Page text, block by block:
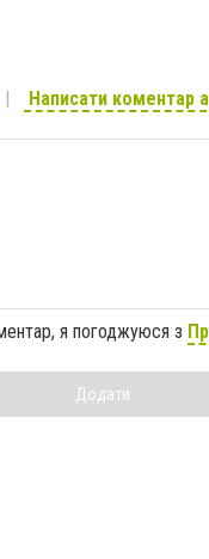
Написати коментар
я погоджуюся з
Додати